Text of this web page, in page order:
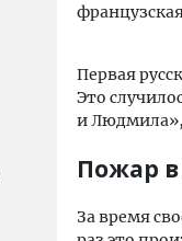
Первая
Это
и Людмила»,
Пожар
За время